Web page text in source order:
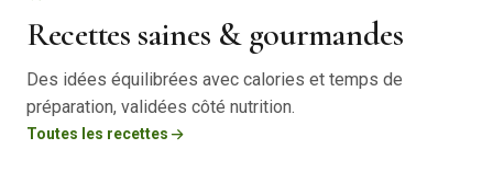
Recettes saines & gourmandes
Des idées équilibrées avec calories et temps de
préparation, validées côté nutrition.
Toutes les recettes